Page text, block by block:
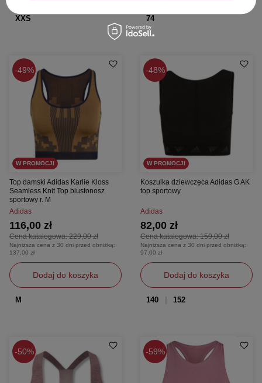
XXS 74
49%
W PROMOCJI
Top damski Adidas Karlie Kloss
Seamless Knit Top biustonosz
sportowy r. M
Adidas
Cena katalogowa:229,00 zł
116,00 zł
Najniższa cena z 30 dni przed obniżką:
137,00 zł
Dodaj do koszyka
M
48%
W PROMOCJI
Koszulka dziewczęca Adidas G AK
top sportowy
Adidas
Cena katalogowa:159,00 zł
82,00 zł
Najniższa cena z 30 dni przed obniżką:
97,00 zł
Dodaj do koszyka
140 152
50% 59%